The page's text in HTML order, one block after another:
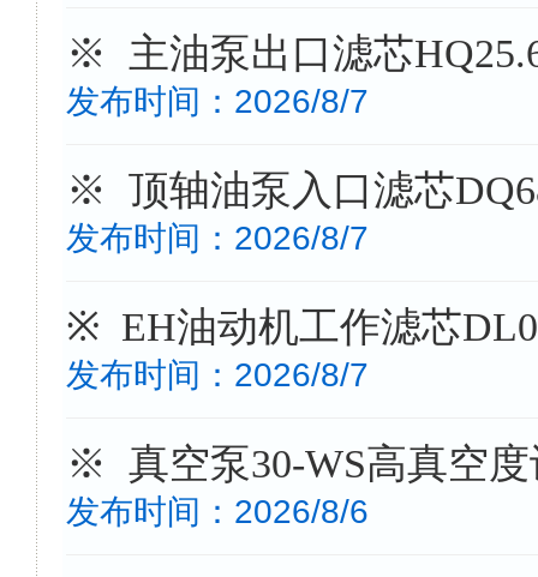
※ 主油泵出口滤芯
发布时间：2026/8/7
※ 顶轴油泵入口滤芯
发布时间：2026/8/7
※ EH油动机工作滤芯
发布时间：2026/8/7
※ 真空泵30-WS高真空
发布时间：2026/8/6